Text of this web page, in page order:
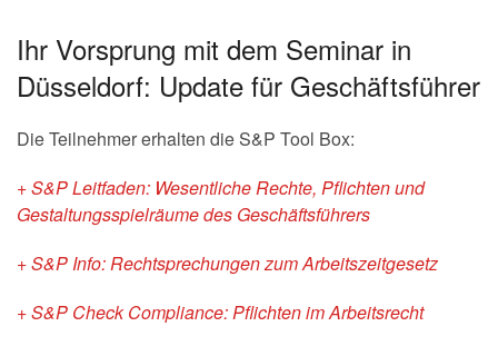
Ihr Vorsprung mit dem Seminar in
Düsseldorf: Update für Geschäftsführer
Die Teilnehmer erhalten die S&P Tool Box:
+ S&P Leitfaden: Wesentliche Rechte, Pflichten und
Gestaltungsspielräume des Geschäftsführers
+ S&P Info: Rechtsprechungen zum Arbeitszeitgesetz
+ S&P Check Compliance: Pflichten im Arbeitsrecht